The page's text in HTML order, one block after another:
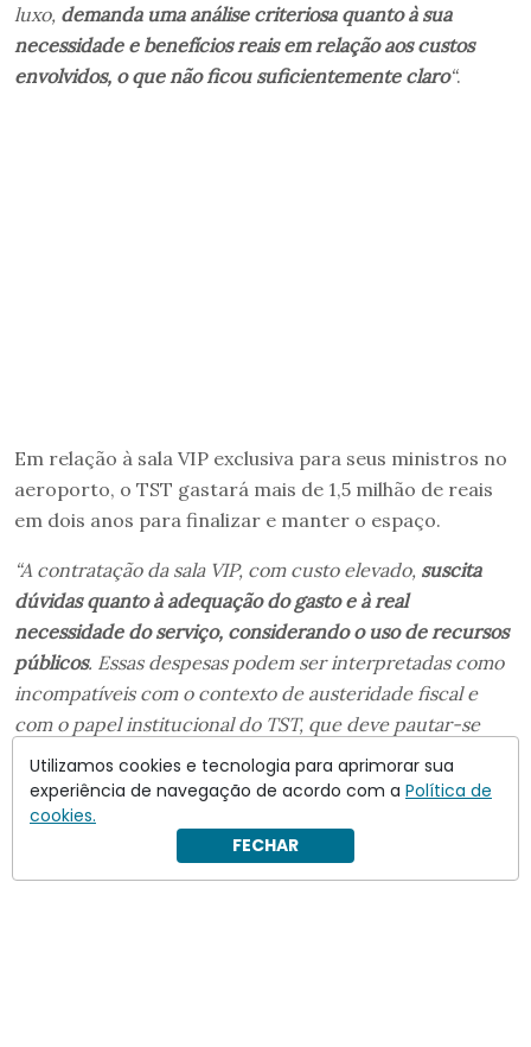
luxo, demanda uma análise criteriosa quanto à sua
necessidade e benefícios reais em relação aos custos
envolvidos, o que não ficou suficientemente claro“.
Em relação à sala VIP exclusiva para seus ministros no
aeroporto, o TST gastará mais de 1,5 milhão de reais
em dois anos para finalizar e manter o espaço.
“A contratação da sala VIP, com custo elevado, suscita
dúvidas quanto à adequação do gasto e à real
necessidade do serviço, considerando o uso de recursos
públicos. Essas despesas podem ser interpretadas como
incompatíveis com o contexto de austeridade fiscal e
com o papel institucional do TST, que deve pautar-se
pela prudência e responsabilidade no uso do dinheiro
público”, afirma Sanderson.
Utilizamos cookies e tecnologia para aprimorar sua
experiência de navegação de acordo com a Política de
cookies.
FECHAR